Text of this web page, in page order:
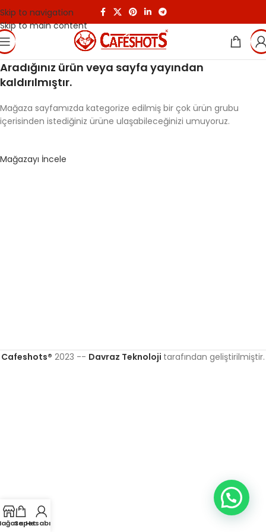
Skip to navigation
Skip to main content
Aradığınız ürün veya sayfa yayından
kaldırılmıştır.
Mağaza sayfamızda kategorize edilmiş bir çok ürün grubu
içerisinden istediğiniz ürüne ulaşabileceğinizi umuyoruz.
Mağazayı İncele
Cafeshots® 2023 -- Davraz Teknoloji tarafından geliştirilmiştir.
SepetHesabım